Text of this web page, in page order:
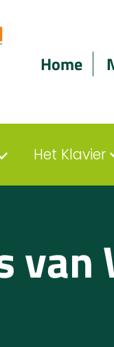
Home
Het Klavier
van